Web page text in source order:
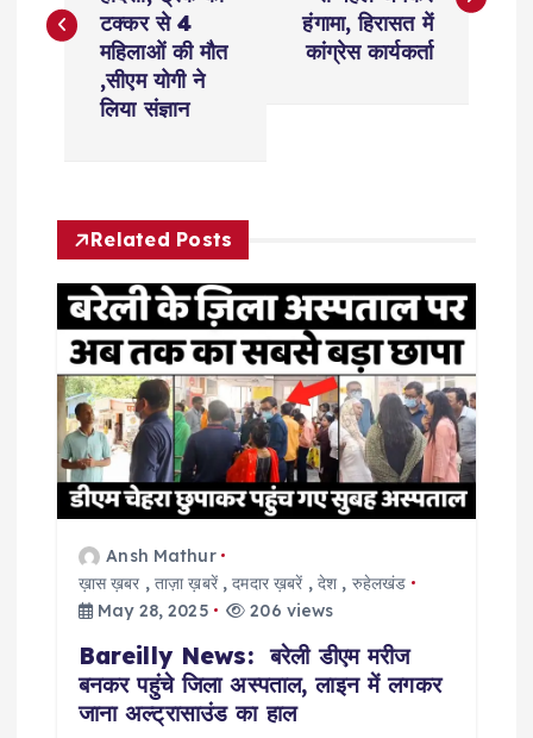
s
a
v
g
a
t
टक्कर से 4
महिलाओं की मौत
,सीएम योगी ने
लिया संज्ञान
हंगामा, हिरासत में
कांग्रेस कार्यकर्ता
Related Posts
Ansh Mathur
ख़ास ख़बर ,ताज़ा ख़बरें,दमदार ख़बरें , देश , रुहेलखंड
May 28, 2025
206 views
Bareilly News: बरेली डीएम मरीज
बनकर पहुंचे जिला अस्पताल, लाइन में लगकर
जाना अल्ट्रासाउंड का हाल